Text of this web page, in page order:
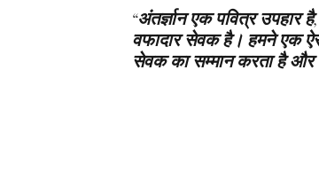
“अंतर्ज्ञान एक पवित्र
वफादार सेवक है। हमने एक
सेवक का सम्मान करता है और